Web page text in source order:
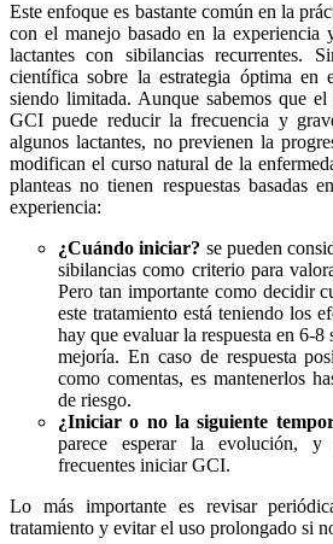
Este enfoque es bastante común en la
con el manejo basado en la experiencia
lactantes con sibilancias recurrentes.
científica sobre la estrategia óptima en
siendo limitada. Aunque sabemos que
GCI puede reducir la frecuencia y
algunos lactantes, no previenen la
modifican el curso natural de la
planteas no tienen respuestas basadas
experiencia:
¿Cuándo iniciar? se pueden
sibilancias como criterio para
Pero tan importante como decidir
este tratamiento está teniendo los
hay que evaluar la respuesta en 6-
mejoría. En caso de respuesta
como comentas, es mantenerlos
de riesgo.
¿Iniciar o no la siguiente
parece esperar la evolución, y
frecuentes iniciar GCI.
Lo más importante es revisar
tratamiento y evitar el uso prolongado si